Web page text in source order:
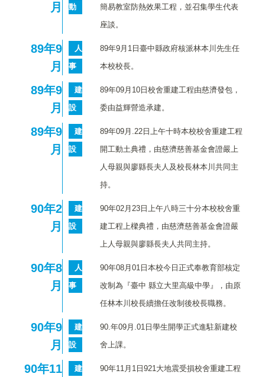
月
動
簡易教室防熱效果工程，並召集學生代表
座談。
89年9
月
人
事
89年9月1日臺中縣政府核派林本川先生任
本校校長。
89年9
月
建
設
89年09月10日校舍重建工程由慈濟發包，
委由益輝營造承建。
89年9
月
建
設
89年09月.22日上午十時本校校舍重建工程
開工動土典禮，由慈濟慈善基金會證嚴上
人母親與廖縣長夫人及校長林本川共同主
持。
90年2
月
建
設
90年02月23日上午八時三十分本校校舍重
建工程上樑典禮，由慈濟慈善基金會證嚴
上人母親與廖縣長夫人共同主持。
90年8
月
人
事
90年08月01日本校今日正式奉教育部核定
改制為『臺中 縣立大里高級中學』，由原
任林本川校長續擔任改制後校長職務。
90年9
月
建
設
90.年09月.01日學生開學正式進駐新建校
舍上課。
90年11
建
90年11月1日921大地震受損校舍重建工程